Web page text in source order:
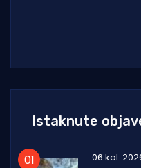
Istaknute
06 kol.